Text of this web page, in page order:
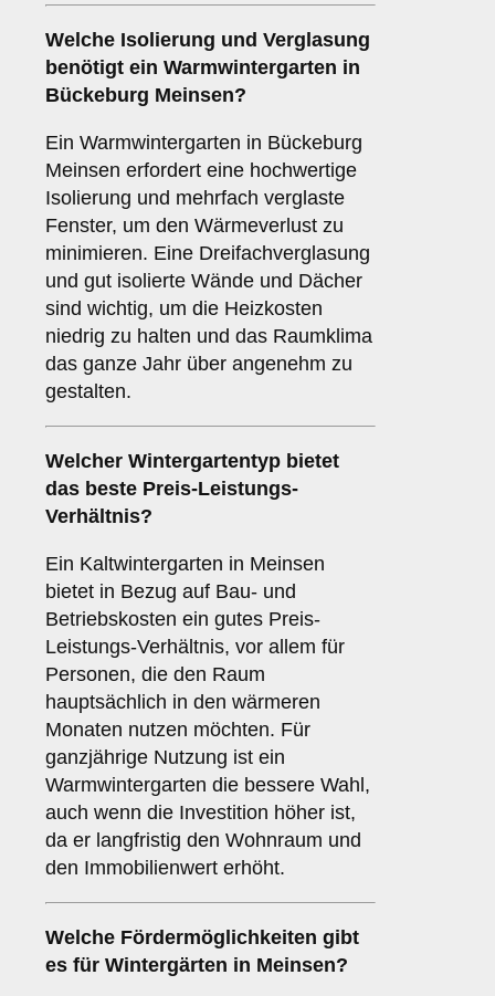
Welche Isolierung und Verglasung
benötigt ein Warmwintergarten in
Bückeburg Meinsen?
Ein Warmwintergarten in Bückeburg
Meinsen erfordert eine hochwertige
Isolierung und mehrfach verglaste
Fenster, um den Wärmeverlust zu
minimieren. Eine Dreifachverglasung
und gut isolierte Wände und Dächer
sind wichtig, um die Heizkosten
niedrig zu halten und das Raumklima
das ganze Jahr über angenehm zu
gestalten.
Welcher Wintergartentyp bietet
das beste Preis-Leistungs-
Verhältnis?
Ein Kaltwintergarten in Meinsen
bietet in Bezug auf Bau- und
Betriebskosten ein gutes Preis-
Leistungs-Verhältnis, vor allem für
Personen, die den Raum
hauptsächlich in den wärmeren
Monaten nutzen möchten. Für
ganzjährige Nutzung ist ein
Warmwintergarten die bessere Wahl,
auch wenn die Investition höher ist,
da er langfristig den Wohnraum und
den Immobilienwert erhöht.
Welche Fördermöglichkeiten gibt
es für Wintergärten in Meinsen?